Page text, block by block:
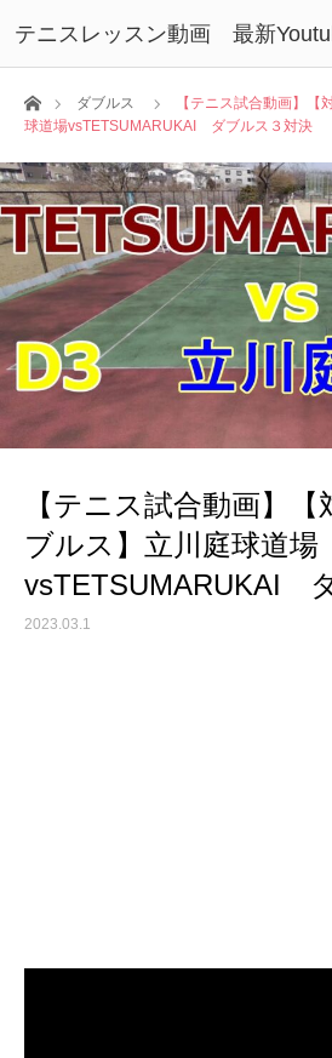
テニスレッスン動画 最新
ホームダブルス
【テニス試合動画】【
球道場vsTETSUMARUKAI ダブルス３対決
【テニス試合動画】
ブルス】立川庭球道場
vsTETSUMARUKAI
2023.03.1